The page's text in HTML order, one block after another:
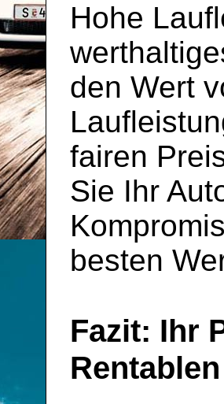
Hohe
den Wert
fairen
Sie Ihr
besten
Fazit: Ihr